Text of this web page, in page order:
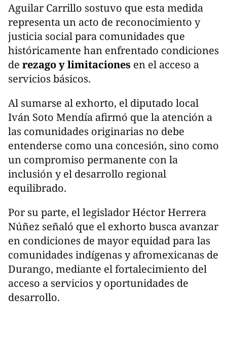
Aguilar Carrillo sostuvo que esta medida
representa un acto de reconocimiento y
justicia social para comunidades que
históricamente han enfrentado condiciones
de rezago y limitaciones en el acceso a
servicios básicos.
Al sumarse al exhorto, el diputado local
Iván Soto Mendía afirmó que la atención a
las comunidades originarias no debe
entenderse como una concesión, sino como
un compromiso permanente con la
inclusión y el desarrollo regional
equilibrado.
Por su parte, el legislador Héctor Herrera
Núñez señaló que el exhorto busca avanzar
en condiciones de mayor equidad para las
comunidades indígenas y afromexicanas de
Durango, mediante el fortalecimiento del
acceso a servicios y oportunidades de
desarrollo.